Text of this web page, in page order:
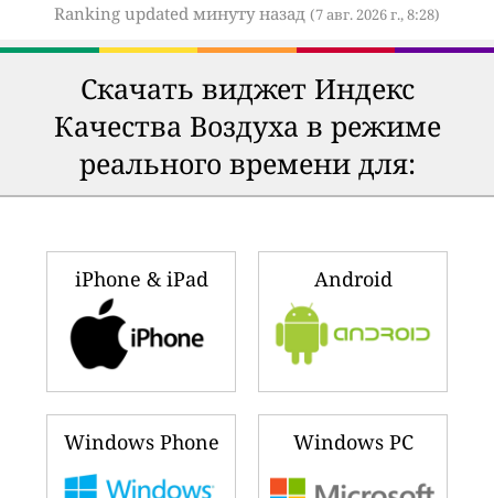
Ranking updated минуту назад (7 авг. 2026 г., 8:28)
Скачать виджет Индекс
Качества Воздуха в режиме
реального времени для:
iPhone & iPad Android
Windows Phone Windows PC